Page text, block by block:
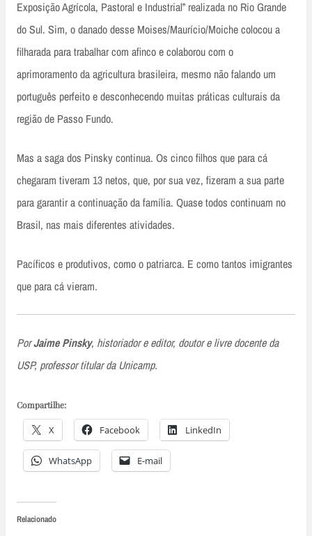
Exposição Agrícola, Pastoral e Industrial” realizada no Rio Grande
do Sul. Sim, o danado desse Moises/Maurício/Moiche colocou a
filharada para trabalhar com afinco e colaborou com o
aprimoramento da agricultura brasileira, mesmo não falando um
português perfeito e desconhecendo muitas práticas culturais da
região de Passo Fundo.
Mas a saga dos Pinsky continua. Os cinco filhos que para cá
chegaram tiveram 13 netos, que, por sua vez, fizeram a sua parte
para garantir a continuação da família. Quase todos continuam no
Brasil, nas mais diferentes atividades.
Pacíficos e produtivos, como o patriarca. E como tantos imigrantes
que para cá vieram.
PorJaime Pinsky, historiador e editor, doutor e livre docente da
USP, professor titular da Unicamp.
Compartilhe:
X Facebook LinkedIn
WhatsApp E-mail
Relacionado